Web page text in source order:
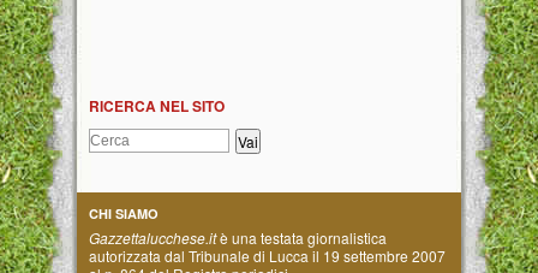
RICERCA NEL SITO
CHI SIAMO
Gazzettalucchese.itè una testata giornalistica
autorizzata dal Tribunale di Lucca il 19 settembre 2007